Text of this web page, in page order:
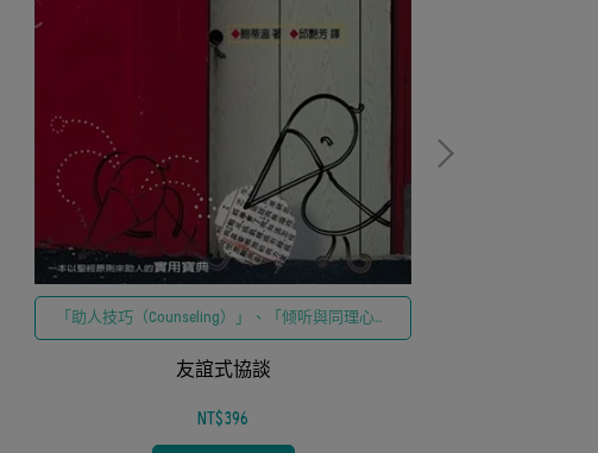
「助人技巧（Counseling）」、「倾听與同理心」
與「基督徒協談（Christian Counseling）」為核
心，裝備教會同工與信徒「將信仰融入助人關
係、落實教會基層關懷」
友誼式協談
NT$396